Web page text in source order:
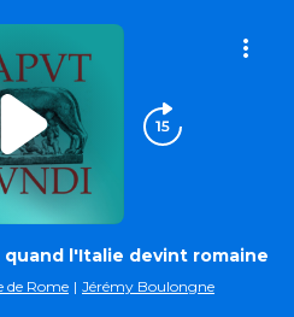
quand l'Italie devint romaine
de Rome | Jérémy Boulongne